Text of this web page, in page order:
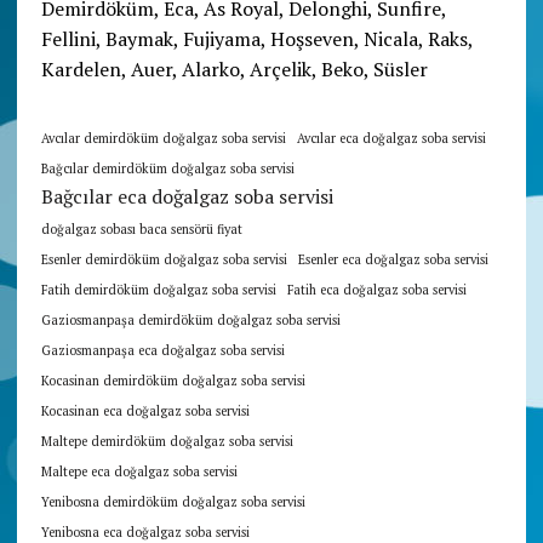
Demirdöküm, Eca, As Royal, Delonghi, Sunfire,
Fellini, Baymak, Fujiyama, Hoşseven, Nicala, Raks,
Kardelen, Auer, Alarko, Arçelik, Beko, Süsler
Avcılar demirdöküm doğalgaz soba servisi
Avcılar eca doğalgaz soba servisi
Bağcılar demirdöküm doğalgaz soba servisi
Bağcılar eca doğalgaz soba servisi
doğalgaz sobası baca sensörü fiyat
Esenler demirdöküm doğalgaz soba servisi
Esenler eca doğalgaz soba servisi
Fatih demirdöküm doğalgaz soba servisi
Fatih eca doğalgaz soba servisi
Gaziosmanpaşa demirdöküm doğalgaz soba servisi
Gaziosmanpaşa eca doğalgaz soba servisi
Kocasinan demirdöküm doğalgaz soba servisi
Kocasinan eca doğalgaz soba servisi
Maltepe demirdöküm doğalgaz soba servisi
Maltepe eca doğalgaz soba servisi
Yenibosna demirdöküm doğalgaz soba servisi
Yenibosna eca doğalgaz soba servisi